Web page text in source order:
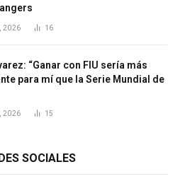
2026 16
“Ganar con FIU sería más
para mí que la Serie Mundial de
2026 15
SOCIALES